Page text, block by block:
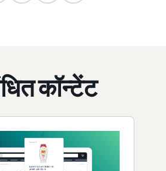
कॉन्टेंट